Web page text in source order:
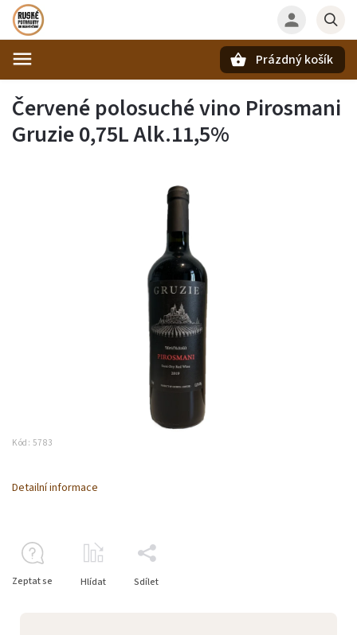
Prázdný košík
Červené polosuché vino Pirosmani
Gruzie 0,75L Alk.11,5%
Kód: 5783
Detailní informace
Zeptat se Hlídat Sdílet